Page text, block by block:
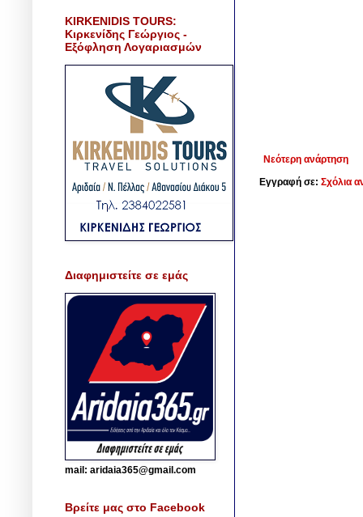
Νεότερη ανάρτηση
Εγγραφή σε: Σχόλια
KIRKENIDIS TOURS:
Κιρκενίδης Γεώργιος -
Εξόφληση Λογαριασμών
Διαφημιστείτε σε εμάς
mail: aridaia365@gmail.com
Βρείτε μας στο Facebook